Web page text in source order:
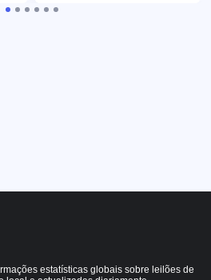
estatísticas globais sobre leilões de